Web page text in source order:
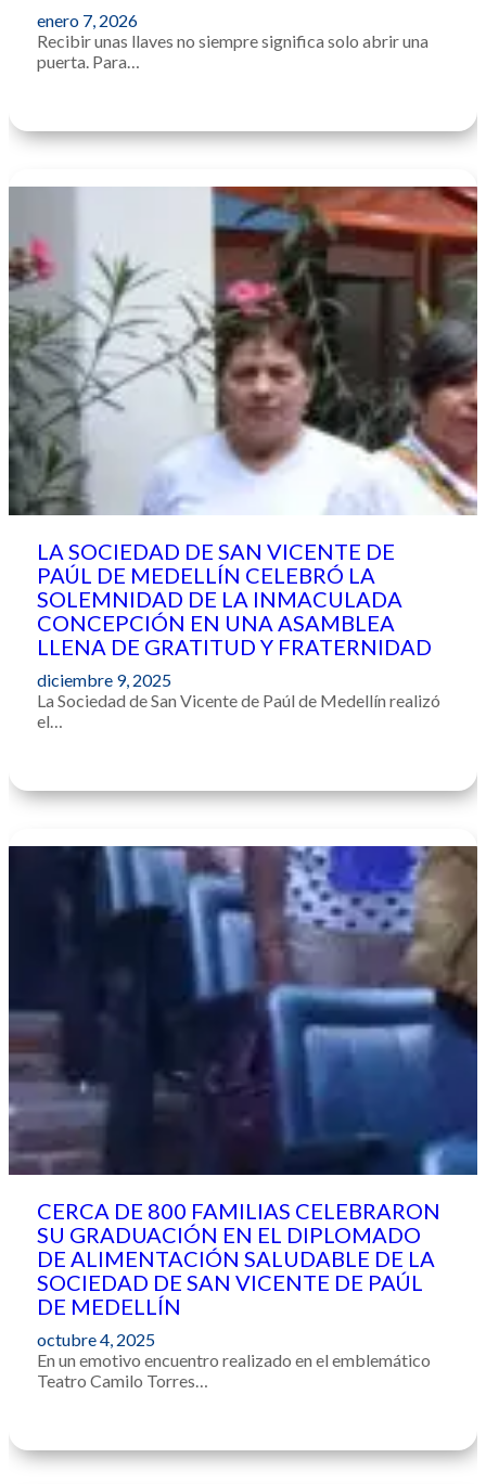
enero 7, 2026
Recibir unas llaves no siempre significa solo abrir una
puerta. Para…
LA SOCIEDAD DE SAN VICENTE DE
PAÚL DE MEDELLÍN CELEBRÓ LA
SOLEMNIDAD DE LA INMACULADA
CONCEPCIÓN EN UNA ASAMBLEA
LLENA DE GRATITUD Y FRATERNIDAD
diciembre 9, 2025
La Sociedad de San Vicente de Paúl de Medellín realizó
el…
CERCA DE 800 FAMILIAS CELEBRARON
SU GRADUACIÓN EN EL DIPLOMADO
DE ALIMENTACIÓN SALUDABLE DE LA
SOCIEDAD DE SAN VICENTE DE PAÚL
DE MEDELLÍN
octubre 4, 2025
En un emotivo encuentro realizado en el emblemático
Teatro Camilo Torres…